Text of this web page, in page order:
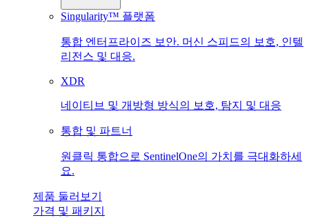
Singularity™ 플랫폼
통합 엔터프라이즈 보안. 머신 스피드의 보호, 인텔
리전스 및 대응.
XDR
네이티브 및 개방형 방식의 보호, 탐지 및 대응
통합 및 파트너
원클릭 통합으로 SentinelOne의 가치를 극대화하세
요.
제품 둘러보기
가격 및 패키지